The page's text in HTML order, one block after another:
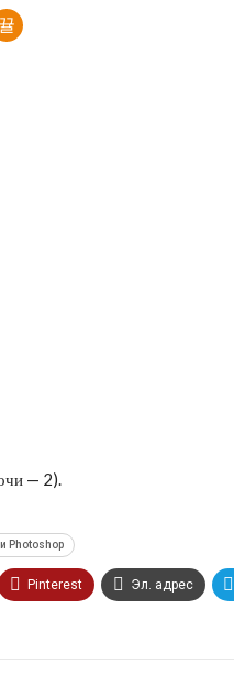
— 2).
Photoshop
Pinterest Эл. адрес